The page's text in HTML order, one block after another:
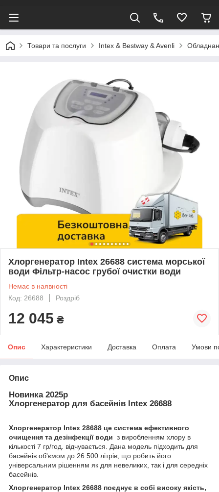
Товари та послуги Intex & Bestway & Avenli
Хлоргенератор Intex 26688 система морської
води Фільтр-насос грубої очистки води
Немає в наявності
Код: 26688
Роздріб
12 045 ₴
Опис Характеристики Доставка Оплата Умови
Опис
Новинка 2025р
Хлоргенератор для басейнів Intex 26688
Хлоргенератор Intex 28688 це система ефективного
очищення та дезінфекції води з виробленням хлору в
кількості 7 гр/год. відчувається. Дана модель підходить для
басейнів об'ємом до 26 500 літрів, що робить його
універсальним рішенням як для невеликих, так і для середніх
басейнів.
Хлоргенератор Intex 26688 поєднує в собі високу якість,